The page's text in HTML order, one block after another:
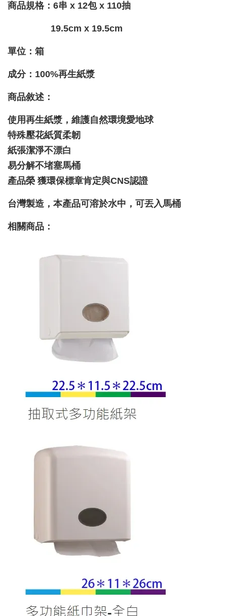
商品規格：6串 x 12包 x 110抽
19.5cm x 19.5cm
單位：箱
成分：100%再生紙漿
商品敘述：
使用再生紙漿，維護自然環境愛地球
特殊壓花紙質柔韌
紙張潔淨不漂白
易分解不堵塞馬桶
產品榮 獲環保標章肯定與CNS認證
台灣製造，本產品可溶於水中，可丟入馬桶
相關商品：